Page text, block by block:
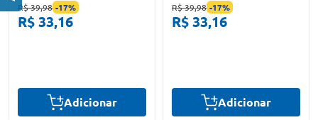
R$ 39,98 -17%
R$ 33,16
Adicionar
R$ 39,98 -17%
R$ 33,16
Adicionar